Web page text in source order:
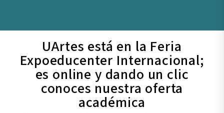
UArtes está en la Feria
Expoeducenter Internacional;
es online y dando un clic
conoces nuestra oferta
académica